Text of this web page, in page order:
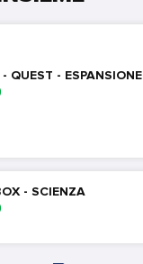
QUEST - ESPANSIONE
- SCIENZA